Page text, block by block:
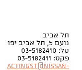
תל אביב
נועם 5, תל אביב יפו
טל: 03-5182410
פקס: 03-5182411
Actingst@nissan-